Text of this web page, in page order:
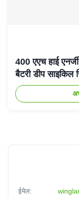
400 एएच हाई
बैटरी डीप साइकिल
ईमेल: